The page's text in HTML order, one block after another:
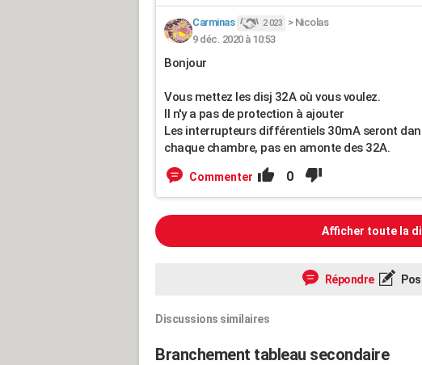
Carminas 2 023 > Nicolas
9 déc. 2020 à 10:53
Bonjour
Vous mettez les disj 32A où vous voulez.
Il n'y a pas de protection à ajouter
Les interrupteurs différentiels 30mA seront
chaque chambre, pas en amonte des 32A.
Commenter 0
Afficher toute la
Répondre
Discussions similaires
Branchement tableau secondaire